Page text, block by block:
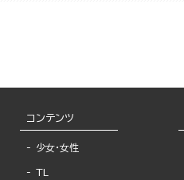
コンテンツ
少女・女性
TL